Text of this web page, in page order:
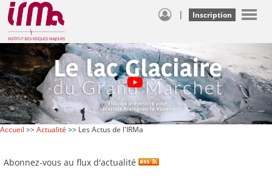
| Inscription
Accueil >>Actualité >> Les Actus de l'IRMa
Abonnez-vous au flux d'actualité